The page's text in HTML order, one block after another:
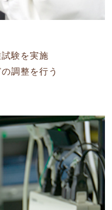
験を実施
調整を行う